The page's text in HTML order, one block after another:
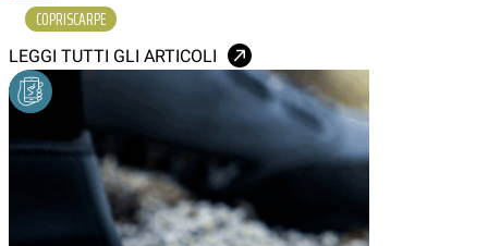
COPRISCARPE
LEGGI TUTTI GLI ARTICOLI